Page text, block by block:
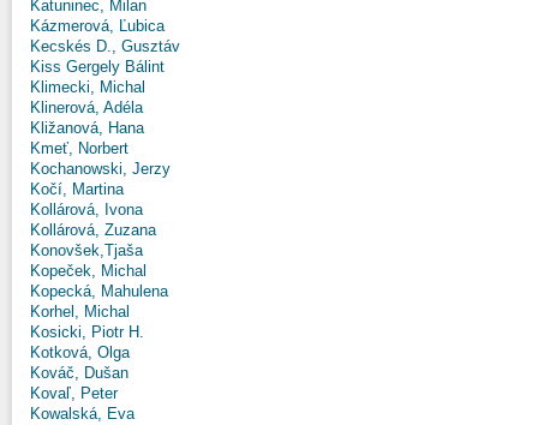
Katuninec, Milan
Kázmerová, Ľubica
Kecskés D., Gusztáv
Kiss Gergely Bálint
Klimecki, Michal
Klinerová, Adéla
Kližanová, Hana
Kmeť, Norbert
Kochanowski, Jerzy
Kočí, Martina
Kollárová, Ivona
Kollárová, Zuzana
Konovšek,Tjaša
Kopeček, Michal
Kopecká, Mahulena
Korhel, Michal
Kosicki, Piotr H.
Kotková, Olga
Kováč, Dušan
Kovaľ, Peter
Kowalská, Eva